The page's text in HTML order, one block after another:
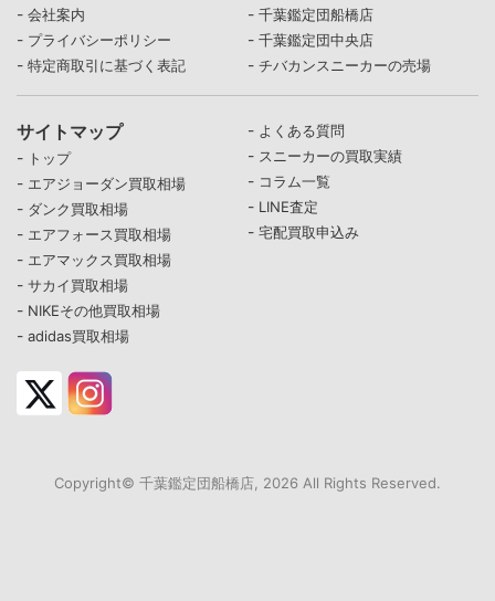
- 会社案内
- プライバシーポリシー
- 特定商取引に基づく表記
- 千葉鑑定団船橋店
- 千葉鑑定団中央店
- チバカンスニーカーの売場
サイトマップ
- トップ
- エアジョーダン買取相場
- ダンク買取相場
- エアフォース買取相場
- エアマックス買取相場
- サカイ買取相場
- NIKEその他買取相場
- adidas買取相場
- よくある質問
- スニーカーの買取実績
- コラム一覧
- LINE査定
- 宅配買取申込み
Copyright© 千葉鑑定団船橋店, 2026 All Rights Reserved.